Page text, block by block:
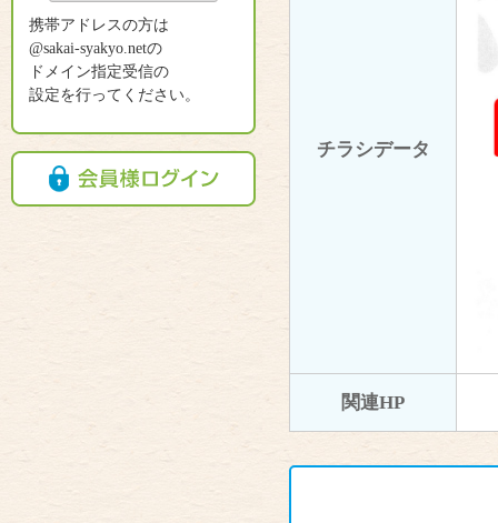
携帯アドレスの方は
@sakai-syakyo.netの
ドメイン指定受信の
設定を行ってください。
チラシデータ
関連HP